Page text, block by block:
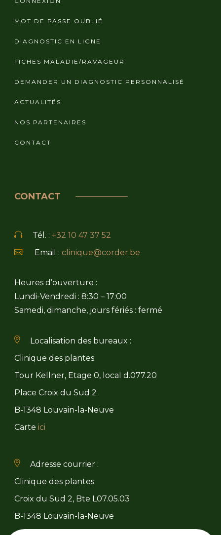
MOT DE PASSE OUBLIÉ
DIAGNOSTIC EN LIGNE
FICHES MALADIE/RAVAGEUR
DEMANDER UN DIAGNOSTIC PERSONNALISÉ
ACTUALITÉS
NOS PARTENAIRES
CONTACT
CONTACT
Tél. : +32 10 47 37 52
Email : clinique@corder.be
Heures d’ouverture :
Lundi-Vendredi : 8:30 – 17:00
Samedi, dimanche, jours fériés : fermé
Localisation des bureaux :
Clinique des plantes
Tour Kellner, Etage 0, local d.077.20
Place Croix du Sud 2
B-1348 Louvain-la-Neuve
Carte ici
Adresse courrier :
Clinique des plantes
Croix du Sud 2, Bte L07.05.03
B-1348 Louvain-la-Neuve